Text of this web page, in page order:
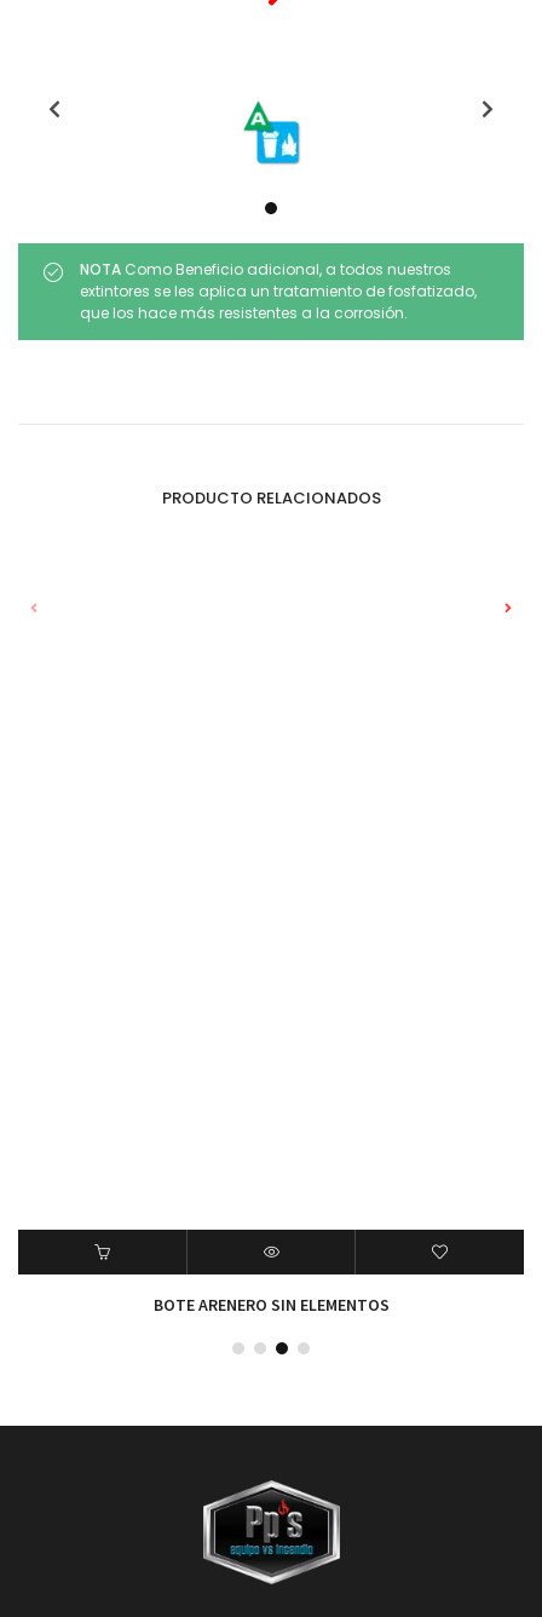
NOTA Como Beneficio adicional, a todos nuestros
extintores se les aplica un tratamiento de fosfatizado,
que los hace más resistentes a la corrosión.
PRODUCTO RELACIONADOS
BOTE ARENERO SIN ELEMENTOS